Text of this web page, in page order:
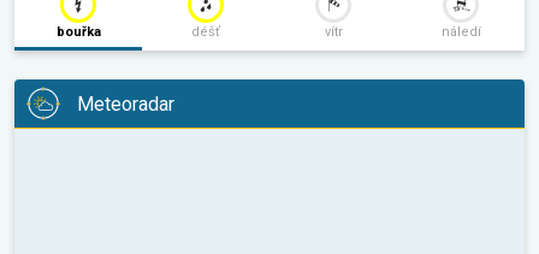
bouřka déšť vítr náledí
Meteoradar